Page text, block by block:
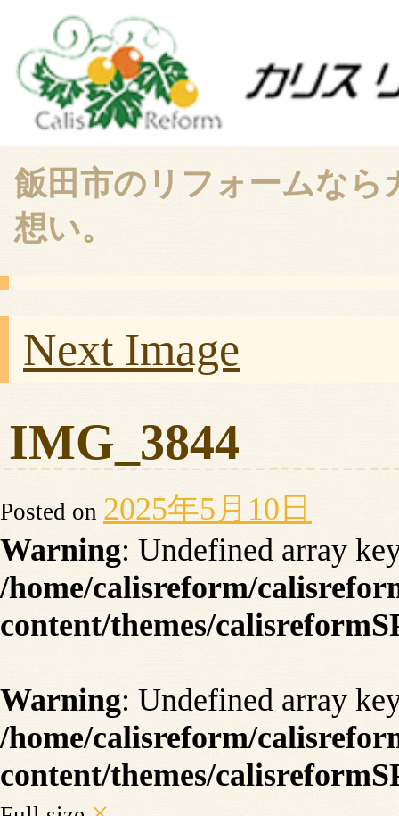
飯田市のリフォームな
想い。
Next Image
IMG_3844
Posted on 2025年5月10日
Warning: Undefined array
/home/calisreform/
content/themes/
Warning: Undefined array
/home/calisreform/
content/themes/